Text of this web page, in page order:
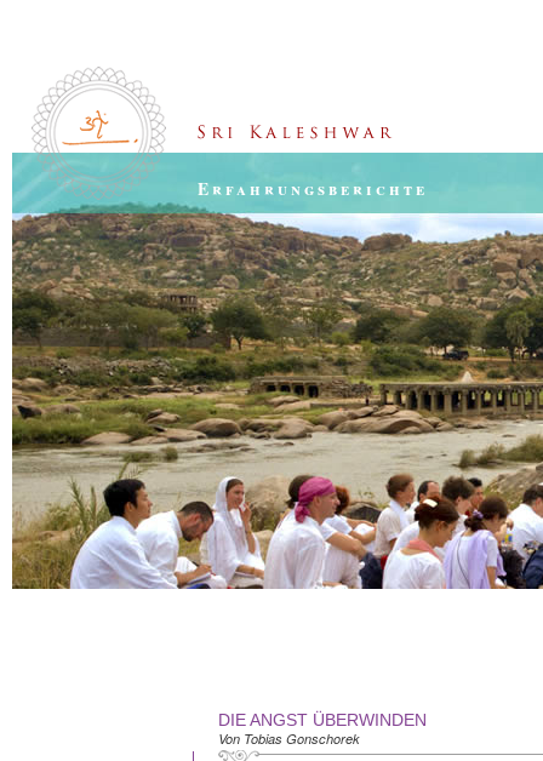
Erfahrungsberichte
DIE ANGST ÜBERWINDEN
Von Tobias Gonschorek